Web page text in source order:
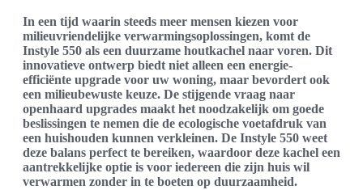
In een tijd waarin steeds meer mensen kiezen voor
milieuvriendelijke verwarmingsoplossingen, komt de
Instyle 550 als een duurzame houtkachel naar voren. Dit
innovatieve ontwerp biedt niet alleen een energie-
efficiënte upgrade voor uw woning, maar bevordert ook
een milieubewuste keuze. De stijgende vraag naar
openhaard upgrades maakt het noodzakelijk om goede
beslissingen te nemen die de ecologische voetafdruk van
een huishouden kunnen verkleinen. De Instyle 550 weet
deze balans perfect te bereiken, waardoor deze kachel een
aantrekkelijke optie is voor iedereen die zijn huis wil
verwarmen zonder in te boeten op duurzaamheid.